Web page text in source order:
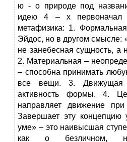
ю - о природе под
идею 4 – х первоначал
метафизика: 1.
Эйдос, но в другом
не занебесная сущность, а
2. Материальная –
– способна принимать
все вещи. 3. Движущая
активность формы. 4.
направляет движение
Завершает эту концепцию
уме» – это наивысшая
как о безличном,